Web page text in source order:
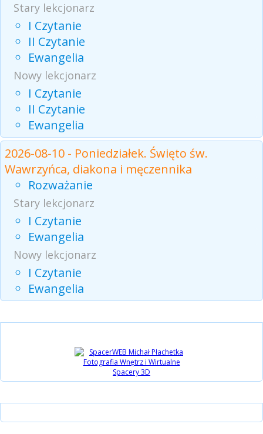
Stary lekcjonarz
I Czytanie
II Czytanie
Ewangelia
Nowy lekcjonarz
I Czytanie
II Czytanie
Ewangelia
2026-08-10 - Poniedziałek. Święto św.
Wawrzyńca, diakona i męczennika
Rozważanie
Stary lekcjonarz
I Czytanie
Ewangelia
Nowy lekcjonarz
I Czytanie
Ewangelia